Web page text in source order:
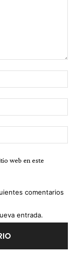
web en este
comentarios
entrada.